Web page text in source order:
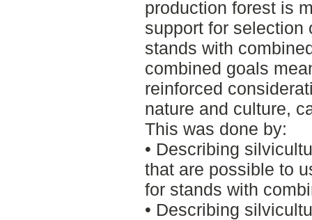
production forest is
support for selection
stands with
combined goals
reinforced
nature and culture,
This was done by:
• Describing
that are possible to
for stands with
• Describing